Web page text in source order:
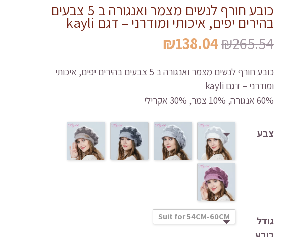
כובע חורף לנשים מצמר ואנגורה ב 5 צבעים
בהירים יפים, איכותי ומודרני – דגם kayli
₪265.54 המחיר
היה:
₪265.54.
₪138.04 המחיר
הוא:כובע חורף לנשים מצמר ואנגורה ב 5 צבעים בהירים יפים, איכותי
ומודרני – דגם kayli
60% אנגורה, 10% צמר, 30% אקרילי
צבע
גודל
Suit for 54CM-60CM